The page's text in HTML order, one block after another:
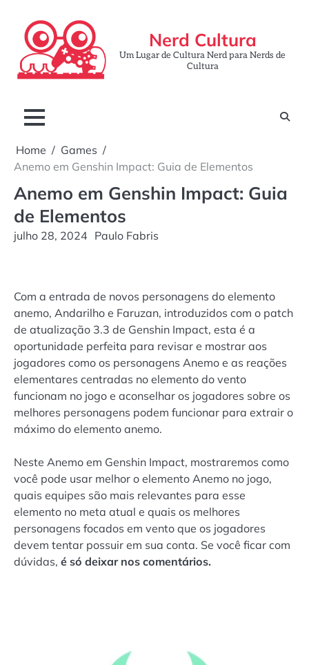
content
Nerd Cultura
Um Lugar de Cultura Nerd para Nerds de
Cultura
Home
Games
Anemo em Genshin Impact: Guia de Elementos
Anemo em Genshin Impact: Guia
de Elementos
julho 28, 2024 Paulo Fabris
Com a entrada de novos personagens do elemento
anemo, Andarilho e Faruzan, introduzidos com o patch
de atualização 3.3 de Genshin Impact, esta é a
oportunidade perfeita para revisar e mostrar aos
jogadores como os personagens Anemo e as reações
elementares centradas no elemento do vento
funcionam no jogo e aconselhar os jogadores sobre os
melhores personagens podem funcionar para extrair o
máximo do elemento anemo.
Neste Anemo em Genshin Impact, mostraremos como
você pode usar melhor o elemento Anemo no jogo,
quais equipes são mais relevantes para esse
elemento no meta atual e quais os melhores
personagens focados em vento que os jogadores
devem tentar possuir em sua conta. Se você ficar com
dúvidas, é só deixar nos comentários.